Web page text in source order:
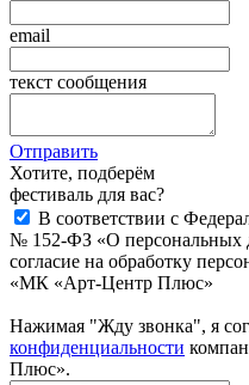
email
текст сообщения
Отправить
Хотите, подберём
фестиваль для вас?
В соответствии с
№ 152-ФЗ «О персональных
согласие на обработку
«МК «Арт-Центр Плюс»
Нажимая "Жду звонка", я
конфиденциальности
Плюс».